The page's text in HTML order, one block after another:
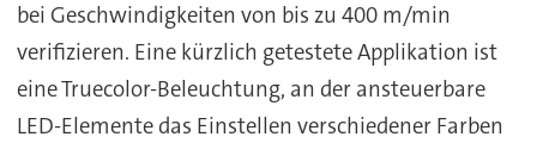
bei Geschwindigkeiten von bis zu 400 m/min
verifizieren. Eine kürzlich getestete Applikation ist
eine Truecolor-Beleuchtung, an der ansteuerbare
LED-Elemente das Einstellen verschiedener Farben